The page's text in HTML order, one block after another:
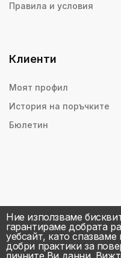
Ние използваме
гарантираме добрата
уебсайт, като
добри практики за
личните Ви данни.
Правила и условия
Клиенти
Моят профил
История на поръчките
Бюлетин